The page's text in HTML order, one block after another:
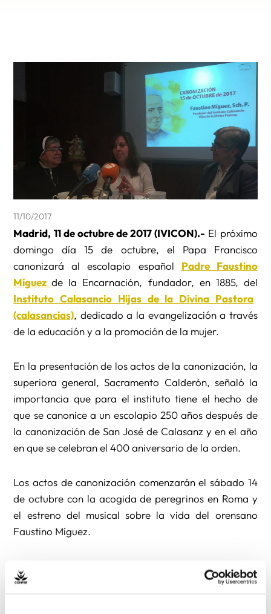
11/10/2017
Madrid, 11 de octubre de 2017 (IVICON).- El próximo
domingo día 15 de octubre, el Papa Francisco
canonizará al escolapio español Padre Faustino
Míguezde la Encarnación, fundador, en 1885, del
Instituto Calasancio Hijas de la Divina Pastora
(calasancias), dedicado a la evangelización a través
de la educación y a la promoción de la mujer.
En la presentación de los actos de la canonización, la
superiora general, Sacramento Calderón, señaló la
importancia que para el instituto tiene el hecho de
que se canonice a un escolapio 250 años después de
la canonización de San José de Calasanz y en el año
en que se celebran el 400 aniversario de la orden.
Los actos de canonización comenzarán el sábado 14
de octubre con la acogida de peregrinos en Roma y
el estreno del musical sobre la vida del orensano
Faustino Míguez.
canonización a las 10:15 en la Plaza de San Pedro y,